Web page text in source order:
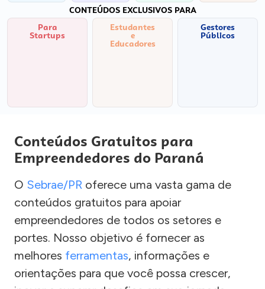
CONTEÚDOS EXCLUSIVOS PARA
Para
Startups
Estudantes
e
Educadores
Gestores
Públicos
Conteúdos Gratuitos para
Empreendedores do Paraná
O Sebrae/PR oferece uma vasta gama de
conteúdos gratuitos para apoiar
empreendedores de todos os setores e
portes. Nosso objetivo é fornecer as
melhores ferramentas, informações e
orientações para que você possa crescer,